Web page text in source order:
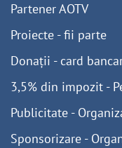
Partener AOTV
Proiecte - fii parte
Donații - card
3,5% din impozit -
Publicitate -
Sponsorizare -